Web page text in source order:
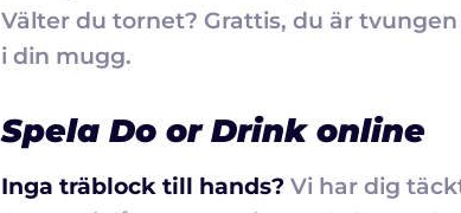
Välter du tornet? Grattis, du är
i din mugg.
Spela Do or Drink online
Inga träblock till hands? Vi har dig